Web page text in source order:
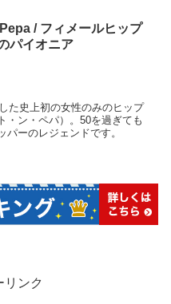
/ フィメールヒップ
パイオニア
た史上初の女性のみのヒップ
・ン・ペパ）。50を過ぎても
ーのレジェンドです。
リンク